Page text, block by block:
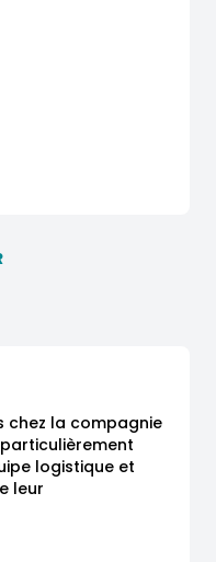
chez la compagnie
logistique et
leur